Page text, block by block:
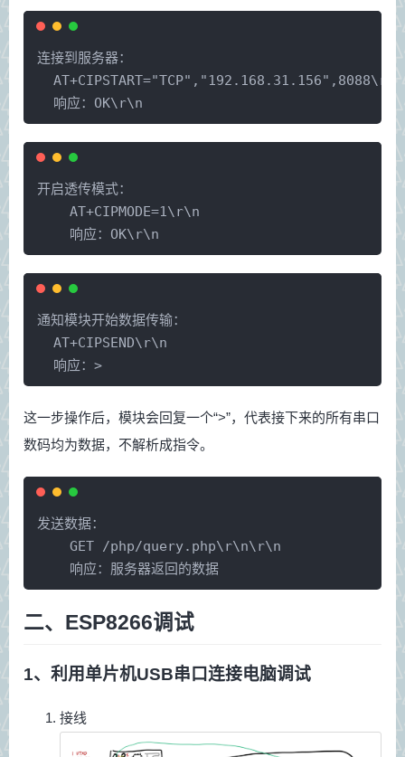
连接到服务器：
AT+CIPSTART="TCP","192.168.31.156",8088\r\n
响应：OK\r\n
开启透传模式：
    AT+CIPMODE=1\r\n
    响应：OK\r\n
通知模块开始数据传输：
AT+CIPSEND\r\n
响应：>
这一步操作后，模块会回复一个“>”，代表接下来的所有串口
数码均为数据，不解析成指令。
发送数据：
    GET /php/query.php\r\n\r\n
    响应：服务器返回的数据
二、ESP8266调试
1、利用单片机USB串口连接电脑调试
接线